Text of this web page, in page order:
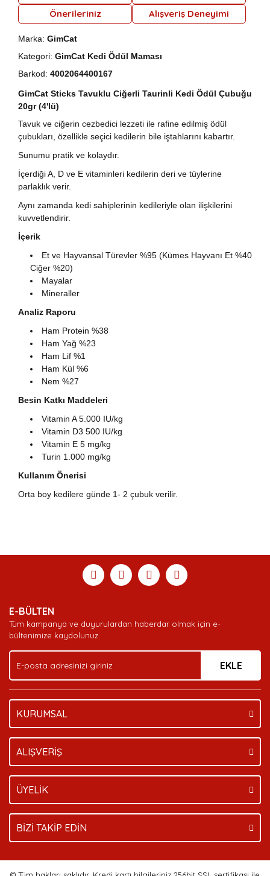
Önerileriniz
Alışveriş Deneyimi
Marka: GimCat
Kategori: GimCat Kedi Ödül Maması
Barkod: 4002064400167
GimCat Sticks Tavuklu Ciğerli Taurinli Kedi Ödül Çubuğu
20gr (4'lü)
Tavuk ve ciğerin cezbedici lezzeti ile rafine edilmiş ödül
çubukları, özellikle seçici kedilerin bile iştahlarını kabartır.
Sunumu pratik ve kolaydır.
İçerdiği A, D ve E vitaminleri kedilerin deri ve tüylerine
parlaklık verir.
Aynı zamanda kedi sahiplerinin kedileriyle olan ilişkilerini
kuvvetlendirir.
İçerik
Et ve Hayvansal Türevler %95 (Kümes Hayvanı Et %40
Ciğer %20)
Mayalar
Mineraller
Analiz Raporu
Ham Protein %38
Ham Yağ %23
Ham Lif %1
Ham Kül %6
Nem %27
Besin Katkı Maddeleri
Vitamin A 5.000 IU/kg
Vitamin D3 500 IU/kg
Vitamin E 5 mg/kg
Turin 1.000 mg/kg
Kullanım Önerisi
Orta boy kedilere günde 1- 2 çubuk verilir.
Yorum Yaz
Soru Sor
formunu kullanarak tarafımıza iletebilirsiniz.
Görüş ve önerileriniz için teşekkür ederiz.
Ürün açıklamasında eksik bilgiler bulunuyor.
Ürün bilgilerinde hatalar bulunuyor.
Bu ürüne benzer farklı alternatifler olmalı.
Deneyimini Paylaş
E-BÜLTEN
Tüm kampanya ve duyurulardan haberdar olmak için e-
bültenimize kaydolunuz.
EKLE
KURUMSAL
ALIŞVERİŞ
ÜYELİK
BİZİ TAKİP EDİN